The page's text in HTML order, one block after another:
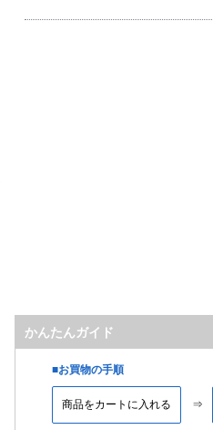
かんたんガイド
■お買物の手順
商品をカートに入れる